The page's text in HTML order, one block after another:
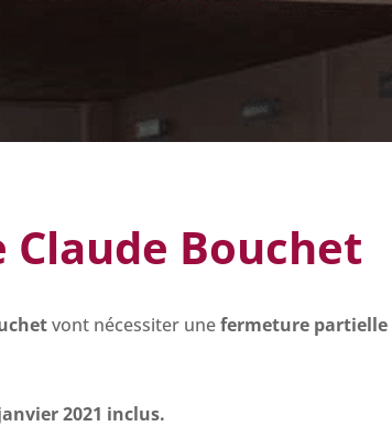
Bouchet
vont nécessiter unefermeture partielle
2021 inclus.